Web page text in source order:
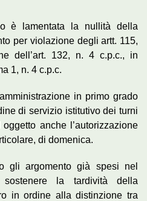
è lamentata la nullità della
per violazione degli artt. 115,
dell’art. 132, n. 4 c.p.c., in
1, n. 4 c.p.c.
in primo grado
di servizio istitutivo dei turni
anche l’autorizzazione
di domenica.
gli argomento già spesi nel
la tardività della
in ordine alla distinzione tra